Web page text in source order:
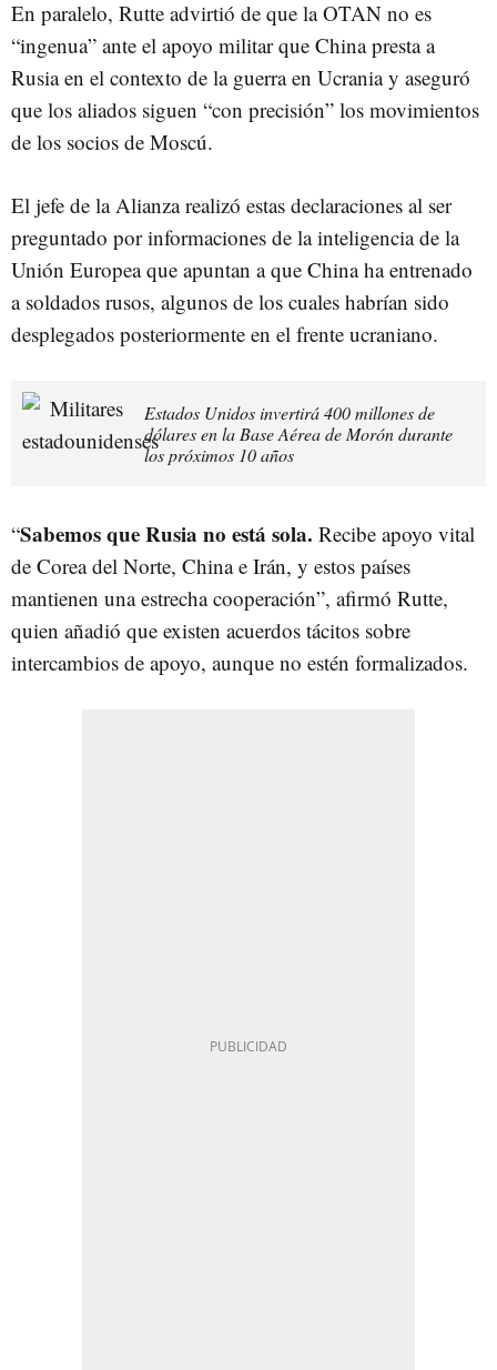
En paralelo, Rutte advirtió de que la OTAN no es
“ingenua” ante el apoyo militar que China presta a
Rusia en el contexto de la guerra en Ucrania y aseguró
que los aliados siguen “con precisión” los movimientos
de los socios de Moscú.
El jefe de la Alianza realizó estas declaraciones al ser
preguntado por informaciones de la inteligencia de la
Unión Europea que apuntan a que China ha entrenado
a soldados rusos, algunos de los cuales habrían sido
desplegados posteriormente en el frente ucraniano.
Estados Unidos invertirá 400 millones de
dólares en la Base Aérea de Morón durante
los próximos 10 años
“Sabemos que Rusia no está sola. Recibe apoyo vital
de Corea del Norte, China e Irán, y estos países
mantienen una estrecha cooperación”, afirmó Rutte,
quien añadió que existen acuerdos tácitos sobre
intercambios de apoyo, aunque no estén formalizados.